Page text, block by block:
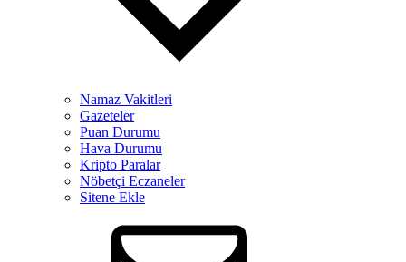
Namaz Vakitleri
Gazeteler
Puan Durumu
Hava Durumu
Kripto Paralar
Nöbetçi Eczaneler
Sitene Ekle